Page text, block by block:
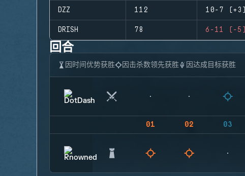
DZZ 112 10-7 (+3)
DRISH 78 6-11 (-5)
回合
因时间优势获胜 因击杀数领先获胜 因达成目标获胜
01 02 03